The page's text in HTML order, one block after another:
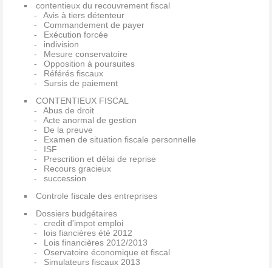
contentieux du recouvrement fiscal
Avis à tiers détenteur
Commandement de payer
Exécution forcée
indivision
Mesure conservatoire
Opposition à poursuites
Référés fiscaux
Sursis de paiement
CONTENTIEUX FISCAL
Abus de droit
Acte anormal de gestion
De la preuve
Examen de situation fiscale personnelle
ISF
Prescrition et délai de reprise
Recours gracieux
succession
Controle fiscale des entreprises
Dossiers budgétaires
credit d'impot emploi
lois fiancières été 2012
Lois financières 2012/2013
Oservatoire économique et fiscal
Simulateurs fiscaux 2013